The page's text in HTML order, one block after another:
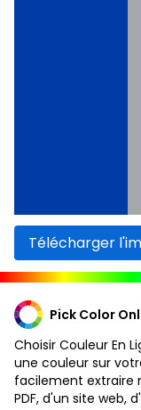
Télécharger
Pick Color
Choisir Couleur En
une couleur sur
facilement extraire
PDF, d'un site web,